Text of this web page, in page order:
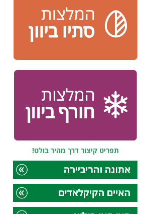
תפריט קיצור דרך מהיר בולט!